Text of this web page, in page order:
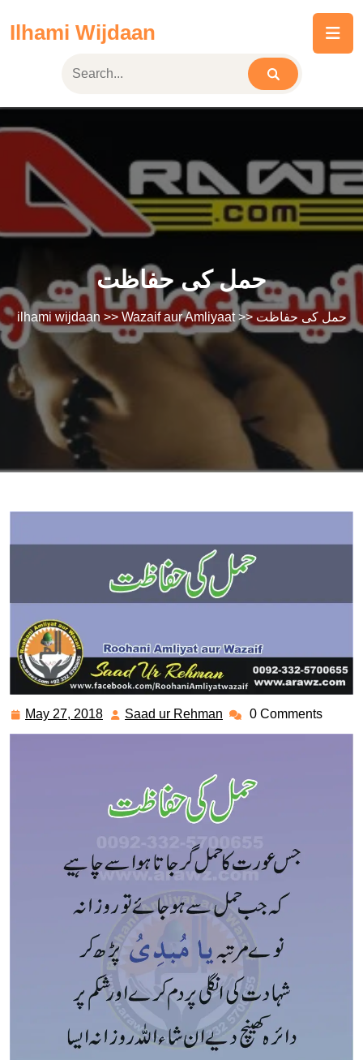
Ilhami Wijdaan
حمل کی حفاظت
ilhami wijdaan >> Wazaif aur Amliyaat >> حمل کی حفاظت
May 27, 2018 May
27,
Saad ur Rehman Saad
ur
0 Comments